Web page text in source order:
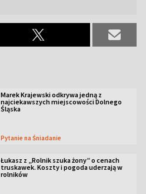
Marek Krajewski odkrywa jedną z
najciekawszych miejscowości Dolnego
Śląska
Pytanie na Śniadanie
Łukasz z „Rolnik szuka żony” o cenach
truskawek. Koszty i pogoda uderzają w
rolników